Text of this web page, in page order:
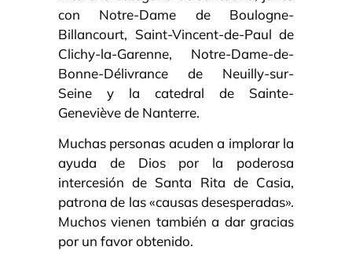
con Notre-Dame de Boulogne-
Billancourt, Saint-Vincent-de-Paul de
Clichy-la-Garenne, Notre-Dame-de-
Bonne-Délivrance de Neuilly-sur-
Seine y la catedral de Sainte-
Geneviève de Nanterre.
Muchas personas acuden a implorar la
ayuda de Dios por la poderosa
intercesión de Santa Rita de Casia,
patrona de las «causas desesperadas».
Muchos vienen también a dar gracias
por un favor obtenido.